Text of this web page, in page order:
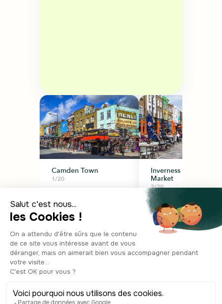
Camden Town
1/20
Inverness Street
Market
2/20
Démarrer la visite